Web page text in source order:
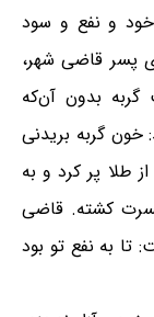
خود و نفع و سود
پسر قاضی شهر،
بدون آن‌که
خون گربه بریدنی
طلا پر کرد و به
کشته. قاضی
تا به نفع تو بود